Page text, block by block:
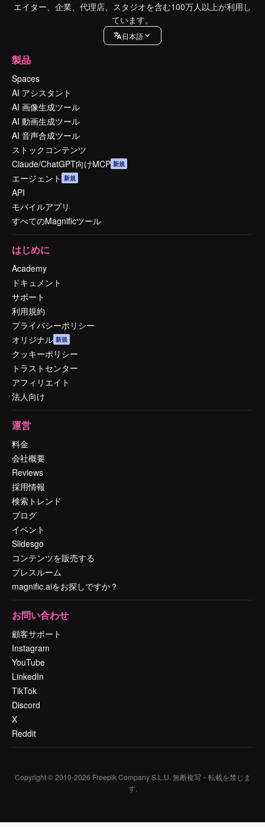
エイター、企業、代理店、スタジオを含む100万人以上が利用し
ています。
日本語
製品
Spaces
AI アシスタント
AI 画像生成ツール
AI 動画生成ツール
AI 音声合成ツール
ストックコンテンツ
Claude/ChatGPT向けMCP 新規
エージェント 新規
API
モバイルアプリ
すべてのMagnificツール
はじめに
Academy
ドキュメント
サポート
利用規約
プライバシーポリシー
オリジナル 新規
クッキーポリシー
トラストセンター
アフィリエイト
法人向け
運営
料金
会社概要
Reviews
採用情報
検索トレンド
ブログ
イベント
Slidesgo
コンテンツを販売する
プレスルーム
magnific.aiをお探しですか？
お問い合わせ
顧客サポート
Instagram
YouTube
LinkedIn
TikTok
Discord
X
Reddit
Copyright © 2010-2026 Freepik Company S.L.U. 無断複写・転載を禁じま
す.